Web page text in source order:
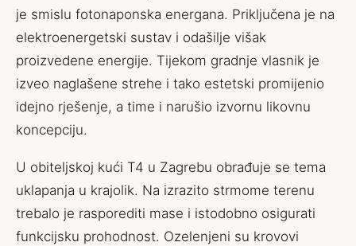
je smislu fotonaponska energana. Priključena je na
elektroenergetski sustav i odašilje višak
proizvedene energije. Tijekom gradnje vlasnik je
izveo naglašene strehe i tako estetski promijenio
idejno rješenje, a time i narušio izvornu likovnu
koncepciju.
U obiteljskoj kući T4 u Zagrebu obrađuje se tema
uklapanja u krajolik. Na izrazito strmome terenu
trebalo je rasporediti mase i istodobno osigurati
funkcijsku prohodnost. Ozelenjeni su krovovi